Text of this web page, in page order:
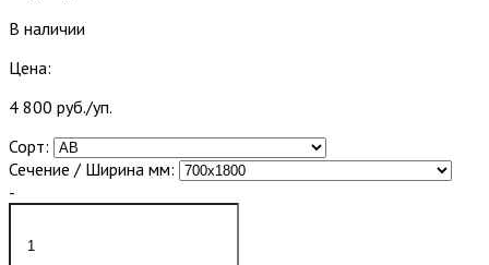
В наличии
Цена:
4 800 руб./уп.
Сорт:
Сечение / Ширина мм:
-